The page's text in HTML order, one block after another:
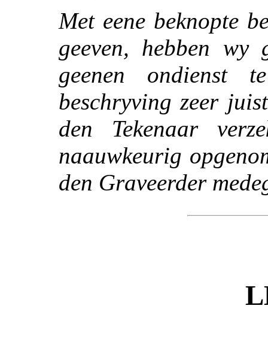
Met eene beknopte
geeven, hebben wy
geenen ondienst
beschryving zeer
den Tekenaar
naauwkeurig
den Graveerder